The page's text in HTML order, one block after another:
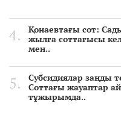
Қонаевтағы сот:
жылға соттағысы
мен..
Субсидиялар заңды
Соттағы жауаптар
тұжырымда..